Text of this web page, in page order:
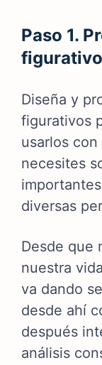
Paso 1.
Diseña y
figurativos
usarlos
necesites
diversas
Desde que
nuestra
va dando
desde ahí
después
análisis